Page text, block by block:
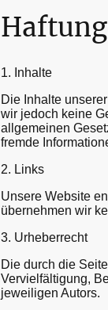
1. Inhalte
Die Inhalte
wir jedoch keine
allgemeinen
fremde
2. Links
Unsere Website
übernehmen wir
3. Urheberrecht
Die durch die
Vervielfältigung,
jeweiligen Autors.